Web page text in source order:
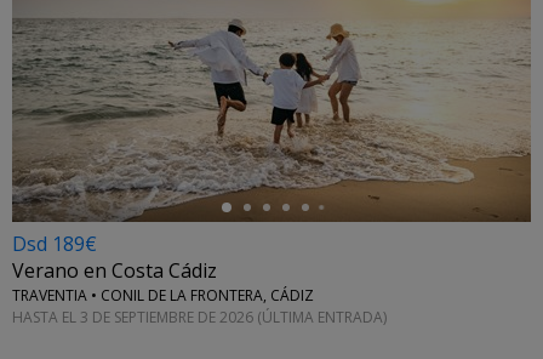
←
Dsd 189€
Verano en Costa Cádiz
TRAVENTIA • CONIL DE LA FRONTERA, CÁDIZ
HASTA EL 3 DE SEPTIEMBRE DE 2026 (ÚLTIMA ENTRADA)